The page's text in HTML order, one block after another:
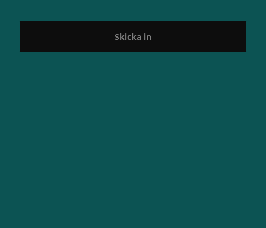
Skicka in